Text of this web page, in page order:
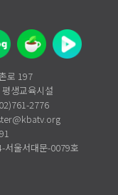
로 197
생교육시설
2776
서울서대문-0079호